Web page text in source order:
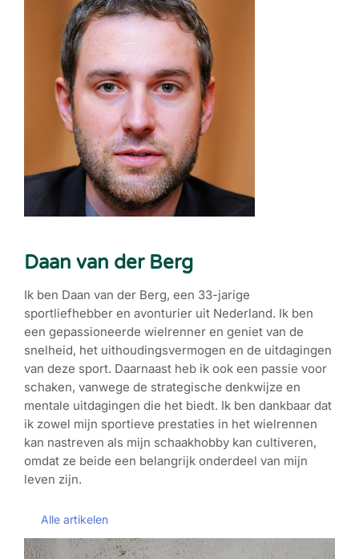
Daan van der Berg
Ik ben Daan van der Berg, een 33-jarige
sportliefhebber en avonturier uit Nederland. Ik ben
een gepassioneerde wielrenner en geniet van de
snelheid, het uithoudingsvermogen en de uitdagingen
van deze sport. Daarnaast heb ik ook een passie voor
schaken, vanwege de strategische denkwijze en
mentale uitdagingen die het biedt. Ik ben dankbaar dat
ik zowel mijn sportieve prestaties in het wielrennen
kan nastreven als mijn schaakhobby kan cultiveren,
omdat ze beide een belangrijk onderdeel van mijn
leven zijn.
Alle artikelen